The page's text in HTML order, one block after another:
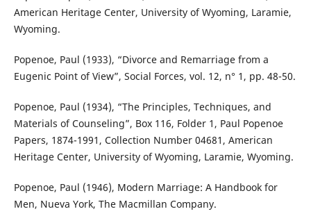
American Heritage Center, University of Wyoming, Laramie,
Wyoming.
Popenoe, Paul (1933), “Divorce and Remarriage from a
Eugenic Point of View”, Social Forces, vol. 12, n° 1, pp. 48-50.
Popenoe, Paul (1934), “The Principles, Techniques, and
Materials of Counseling”, Box 116, Folder 1, Paul Popenoe
Papers, 1874-1991, Collection Number 04681, American
Heritage Center, University of Wyoming, Laramie, Wyoming.
Popenoe, Paul (1946), Modern Marriage: A Handbook for
Men, Nueva York, The Macmillan Company.